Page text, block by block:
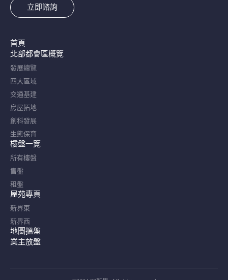
立即諮詢
首頁
北部都會區概覽​
發展總覽
四大區域
交通基建
房屋拓地
創科發展
生態保育
樓盤一覽
所有樓盤
售盤
租盤
屋苑專頁
新界東
新界西
地圖搵盤
業主放盤